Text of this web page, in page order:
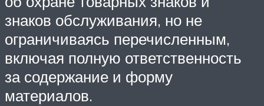
знаков обслуживания, но не
ограничиваясь перечисленным,
включая полную ответственность
за содержание и форму
материалов.